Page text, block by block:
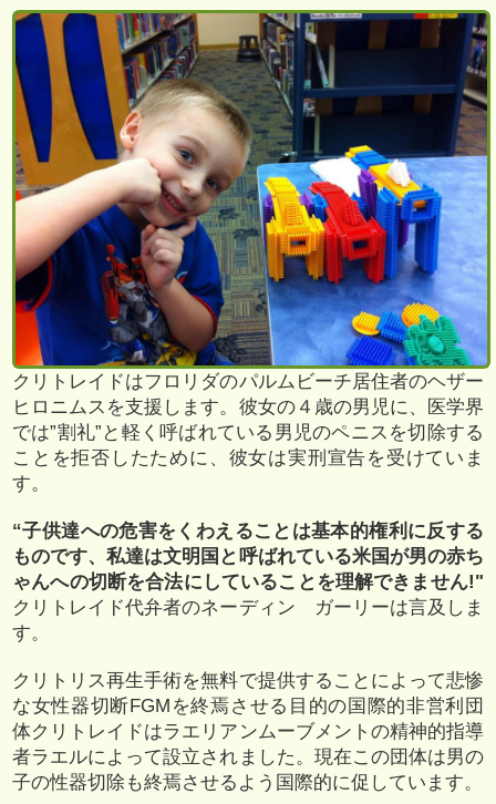
クリトレイドはフロリダのパルムビーチ居住者のヘザー
ヒロニムスを支援します。彼女の４歳の男児に、医学界
では”割礼”と軽く呼ばれている男児のペニスを切除する
ことを拒否したために、彼女は実刑宣告を受けていま
す。
“子供達への危害をくわえることは基本的権利に反する
ものです、私達は文明国と呼ばれている米国が男の赤ち
ゃんへの切断を合法にしていることを理解できません!"
クリトレイド代弁者のネーディン ガーリーは言及しま
す。
クリトリス再生手術を無料で提供することによって悲惨
な女性器切断FGMを終焉させる目的の国際的非営利団
体クリトレイドはラエリアンムーブメントの精神的指導
者ラエルによって設立されました。現在この団体は男の
子の性器切除も終焉させるよう国際的に促しています。